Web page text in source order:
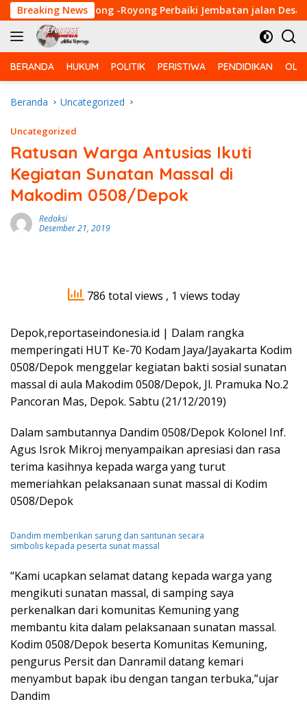
Langsung
ke
konten
Breaking News
Gotong -Royong Perbaiki Jembatan jalan Desa
BERANDA HUKUM POLITIK PERISTIWA PENDIDIKAN
Beranda Uncategorized
Uncategorized
Ratusan Warga Antusias Ikuti
Kegiatan Sunatan Massal di
Makodim 0508/Depok
Redaksi
Desember 21, 2019
786 total views , 1 views today
Depok,reportaseindonesia.id | Dalam rangka
memperingati HUT Ke-70 Kodam Jaya/Jayakarta Kodim
0508/Depok menggelar kegiatan bakti sosial sunatan
massal di aula Makodim 0508/Depok, Jl. Pramuka No.2
Pancoran Mas, Depok. Sabtu (21/12/2019)
Dalam sambutannya Dandim 0508/Depok Kolonel Inf.
Agus Isrok Mikroj menyampaikan apresiasi dan rasa
terima kasihnya kepada warga yang turut
memeriahkan pelaksanaan sunat massal di Kodim
0508/Depok
Dandim memberikan sarung dan santunan secara
simbolis kepada peserta sunat massal
“Kami ucapkan selamat datang kepada warga yang
mengikuti sunatan massal, di samping saya
perkenalkan dari komunitas Kemuning yang
membantu kita dalam pelaksanaan sunatan massal.
Kodim 0508/Depok beserta Komunitas Kemuning,
pengurus Persit dan Danramil datang kemari
menyambut bapak ibu dengan tangan terbuka,”ujar
Dandim